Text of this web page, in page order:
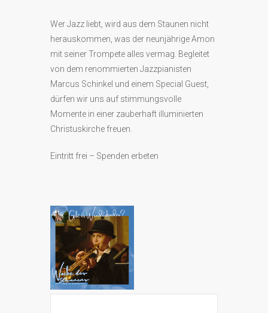
Wer Jazz liebt, wird aus dem Staunen nicht
herauskommen, was der neunjährige Amon
mit seiner Trompete alles vermag. Begleitet
von dem renommierten Jazzpianisten
Marcus Schinkel und einem Special Guest,
dürfen wir uns auf stimmungsvolle
Momente in einer zauberhaft illuminierten
Christuskirche freuen.
Eintritt frei – Spenden erbeten